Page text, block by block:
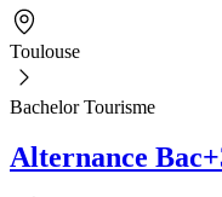
Toulouse
Bachelor Tourisme
Alternance